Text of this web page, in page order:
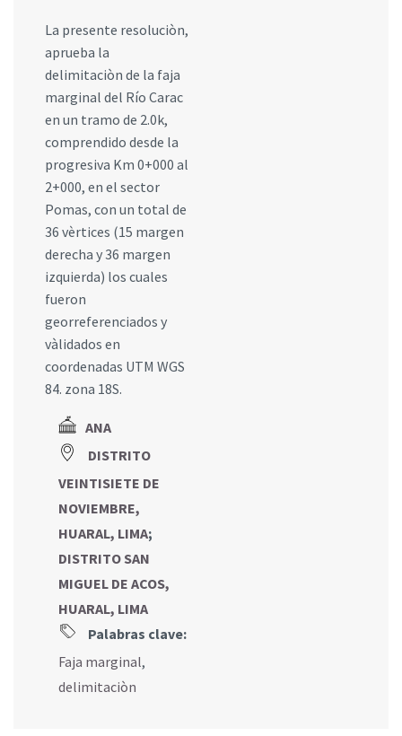
La presente resoluciòn,
aprueba la
delimitaciòn de la faja
marginal del Río Carac
en un tramo de 2.0k,
comprendido desde la
progresiva Km 0+000 al
2+000, en el sector
Pomas, con un total de
36 vèrtices (15 margen
derecha y 36 margen
izquierda) los cuales
fueron
georreferenciados y
vàlidados en
coordenadas UTM WGS
84. zona 18S.
ANA
DISTRITO
VEINTISIETE DE
NOVIEMBRE,
HUARAL, LIMA;
DISTRITO SAN
MIGUEL DE ACOS,
HUARAL, LIMA
Palabras clave:
Faja marginal,
delimitaciòn